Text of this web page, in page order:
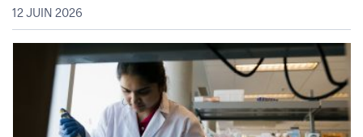
12 JUIN 2026